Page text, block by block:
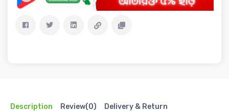
Description Review(0) Delivery & Return